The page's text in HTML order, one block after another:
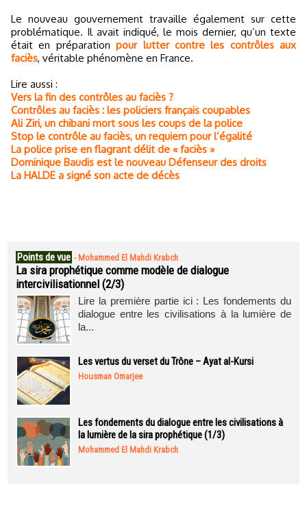
Le nouveau gouvernement travaille également sur cette
problématique. Il avait indiqué, le mois dernier, qu’un texte
était en préparationpour lutter contre les contrôles aux
faciès, véritable phénomène en France.
Lire aussi :
Vers la fin des contrôles au faciès ?
Contrôles au faciès : les policiers français coupables
Ali Ziri, un chibani mort sous les coups de la police
Stop le contrôle au faciès, un requiem pour l’égalité
La police prise en flagrant délit de « faciès »
Dominique Baudis est le nouveau Défenseur des droits
La HALDE a signé son acte de décès
Points de vue - Mohammed El Mahdi Krabch
La sira prophétique comme modèle de dialogue
intercivilisationnel (2/3)
Lire la première partie ici : Les fondements du
dialogue entre les civilisations à la lumière de
la...
Les vertus du verset du Trône – Ayat al-Kursi
Housman Omarjee
Les fondements du dialogue entre les civilisations à
la lumière de la sira prophétique (1/3)
Mohammed El Mahdi Krabch